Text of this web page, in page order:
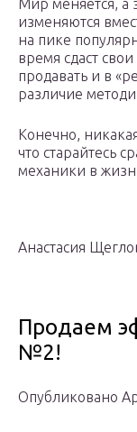
Мир меняется, а
изменяются
на пике
время сдаст
продавать и в
различие
Конечно,
что старайтесь
механики в
Анастасия
Продаем
№2!
Опубликовано